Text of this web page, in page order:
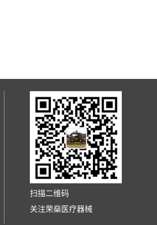
扫描二维码
关注荣燊医疗器械